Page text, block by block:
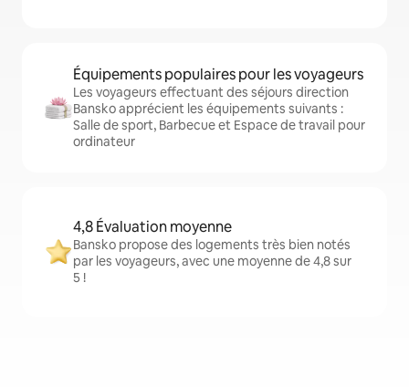
Équipements populaires pour les voyageurs
Les voyageurs effectuant des séjours direction
Bansko apprécient les équipements suivants :
Salle de sport, Barbecue et Espace de travail pour
ordinateur
4,8 Évaluation moyenne
Bansko propose des logements très bien notés
par les voyageurs, avec une moyenne de 4,8 sur
5 !